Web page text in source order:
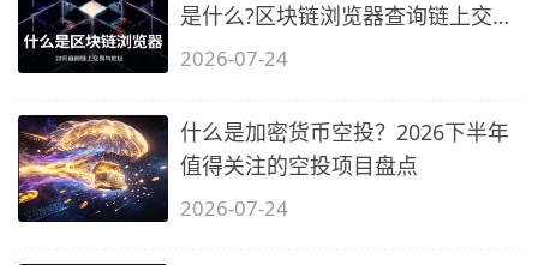
是什么?区块链浏览器查询链上交易
与地
2026-07-24
什么是加密货币空投？2026下半年
值得关注的空投项目盘点
2026-07-24